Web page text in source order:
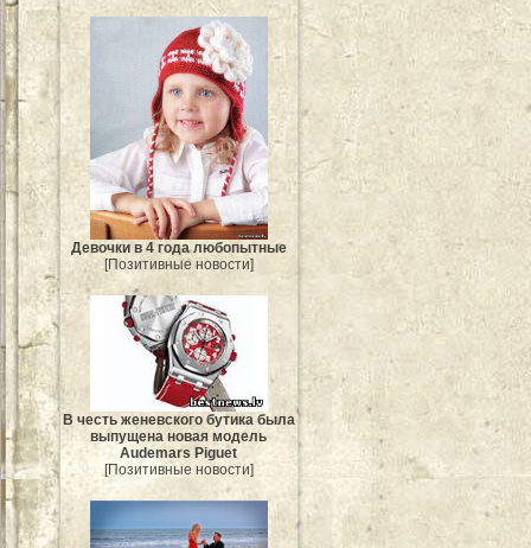
Девочки в 4 года любопытные
[Позитивные новости]
В честь женевского бутика была
выпущена новая модель
Audemars Piguet
[Позитивные новости]